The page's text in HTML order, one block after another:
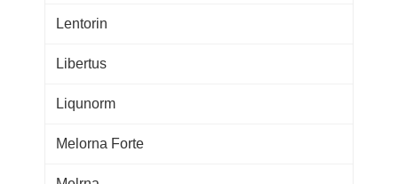
Lentorin
Libertus
Liqunorm
Melorna Forte